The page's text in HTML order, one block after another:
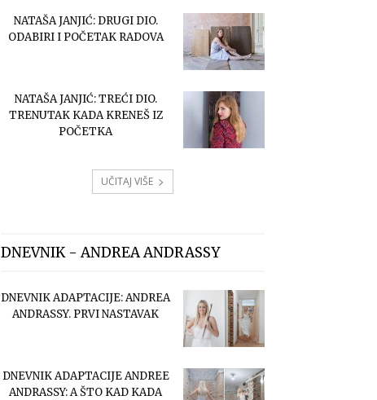
NATAŠA JANJIĆ: DRUGI DIO.
ODABIRI I POČETAK RADOVA
NATAŠA JANJIĆ: TREĆI DIO.
TRENUTAK KADA KRENEŠ IZ
POČETKA
UČITAJ VIŠE
DNEVNIK - ANDREA ANDRASSY
DNEVNIK ADAPTACIJE: ANDREA
ANDRASSY. PRVI NASTAVAK
DNEVNIK ADAPTACIJE ANDREE
ANDRASSY: A ŠTO KAD KADA